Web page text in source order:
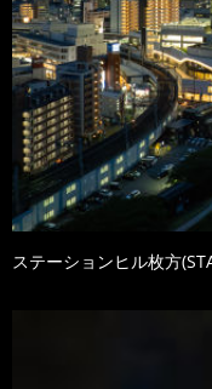
ステーションヒル枚方